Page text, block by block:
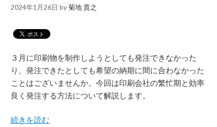
2024年1月26日 by菊地 貴之
３月に印刷物を制作しようとしても発注できなかった
り、発注できたとしても希望の納期に間に合わなかった
ことはございませんか。今回は印刷会社の繁忙期と効率
良く発注する方法について解説します。
続きを読む